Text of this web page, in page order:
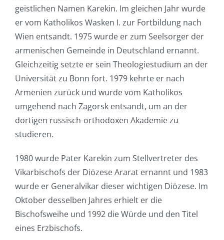
geistlichen Namen Karekin. Im gleichen Jahr wurde
er vom Katholikos Wasken I. zur Fortbildung nach
Wien entsandt. 1975 wurde er zum Seelsorger der
armenischen Gemeinde in Deutschland ernannt.
Gleichzeitig setzte er sein Theologiestudium an der
Universität zu Bonn fort. 1979 kehrte er nach
Armenien zurück und wurde vom Katholikos
umgehend nach Zagorsk entsandt, um an der
dortigen russisch-orthodoxen Akademie zu
studieren.
1980 wurde Pater Karekin zum Stellvertreter des
Vikarbischofs der Diözese Ararat ernannt und 1983
wurde er Generalvikar dieser wichtigen Diözese. Im
Oktober desselben Jahres erhielt er die
Bischofsweihe und 1992 die Würde und den Titel
eines Erzbischofs.